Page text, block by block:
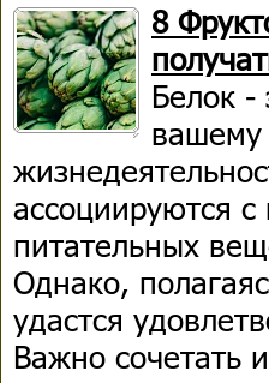
8
Белок -
вашему
ассоциируются с
питательных
Однако,
удастся
Важно сочетать